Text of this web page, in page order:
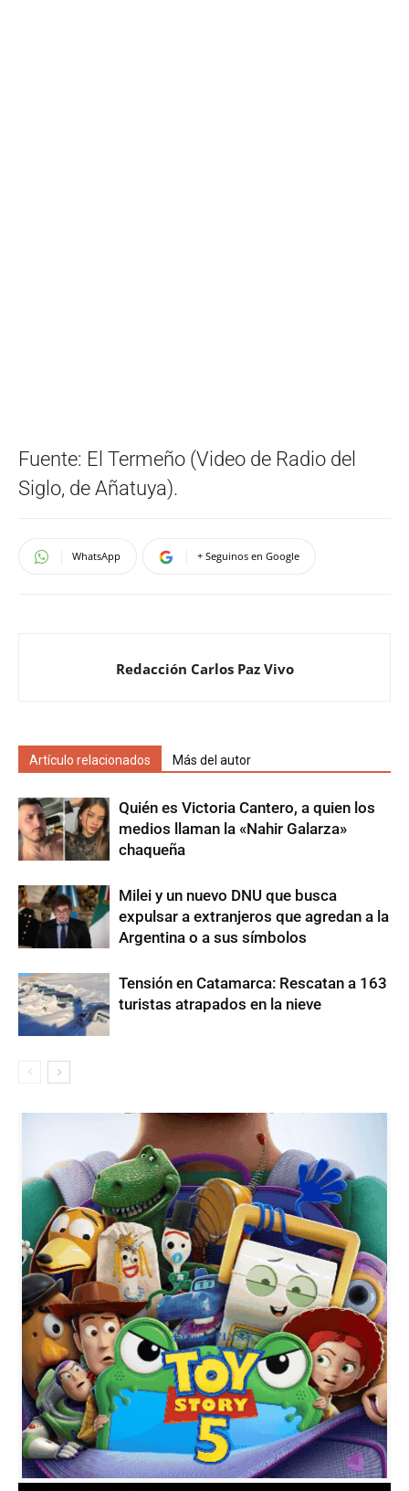
Fuente: El Termeño (Video de Radio del
Siglo, de Añatuya).
WhatsApp + Seguinos en Google
Redacción Carlos Paz Vivo
Artículo relacionados Más del autor
Quién es Victoria Cantero, a quien los
medios llaman la «Nahir Galarza»
chaqueña
Milei y un nuevo DNU que busca
expulsar a extranjeros que agredan a la
Argentina o a sus símbolos
Tensión en Catamarca: Rescatan a 163
turistas atrapados en la nieve